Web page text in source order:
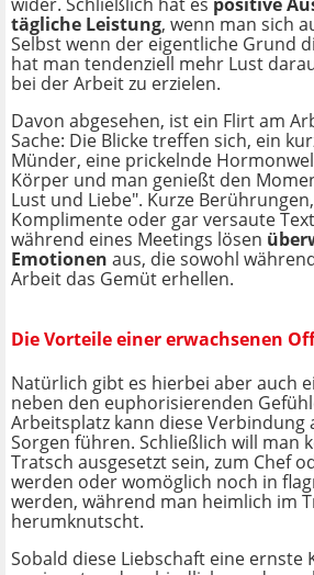
tägliche Leistung, wenn man sich
Selbst wenn der eigentliche Grund
hat man tendenziell mehr Lust
bei der Arbeit zu erzielen.
Davon abgesehen, ist ein Flirt am
Sache: Die Blicke treffen sich, ein
Münder, eine prickelnde
Körper und man genießt den
Lust und Liebe". Kurze
Komplimente oder gar versaute
während eines Meetings lösen
Emotionen aus, die sowohl
Arbeit das Gemüt erhellen.
Die Vorteile einer erwachsenen
Natürlich gibt es hierbei aber auch
neben den euphorisierenden
Arbeitsplatz kann diese Verbindung
Sorgen führen. Schließlich will man
Tratsch ausgesetzt sein, zum Chef
werden oder womöglich noch in
werden, während man heimlich im
herumknutscht.
Sobald diese Liebschaft eine ernste